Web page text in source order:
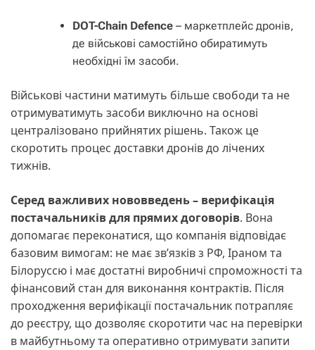
DOT-Chain Defence – маркетплейс дронів,
де військові самостійно обиратимуть
необхідні їм засоби.
Військові частини матимуть більше свободи та не
отримуватимуть засоби виключно на основі
централізовано прийнятих рішень. Також це
скоротить процес доставки дронів до лічених
тижнів.
Серед важливих нововведень – верифікація
постачальників для прямих договорів. Вона
допомагає переконатися, що компанія відповідає
базовим вимогам: не має зв’язків з РФ, Іраном та
Білоруссю і має достатні виробничі спроможності та
фінансовий стан для виконання контрактів. Після
проходження верифікації постачальник потрапляє
до реєстру, що дозволяє скоротити час на перевірки
в майбутньому та оперативно отримувати запити